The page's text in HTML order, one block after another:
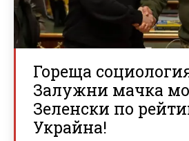
Гореща
Залужни мачка
Зеленски по
Украйна!